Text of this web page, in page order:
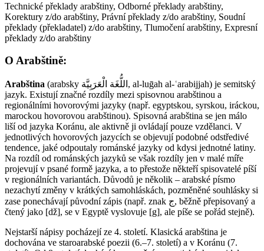
Technické překlady arabštiny, Odborné překlady arabštiny,
Korektury z/do arabštiny, Právní překlady z/do arabštiny, Soudní
překlady (překladatel) z/do arabštiny, Tlumočení arabštiny, Expresní
překlady z/do arabštiny
O Arabštině:
Arabština (arabsky اللُّغَة الْعَرَبِيَّة‎‎, al-luḡah al-ʿarabijjah) je semitský
jazyk. Existují značné rozdíly mezi spisovnou arabštinou a
regionálními hovorovými jazyky (např. egyptskou, syrskou, iráckou,
marockou hovorovou arabštinou). Spisovná arabština se jen málo
liší od jazyka Koránu, ale aktivně ji ovládají pouze vzdělanci. V
jednotlivých hovorových jazycích se objevují podobné odstředivé
tendence, jaké odpoutaly románské jazyky od kdysi jednotné latiny.
Na rozdíl od románských jazyků se však rozdíly jen v malé míře
projevují v psané formě jazyka, a to přestože někteří spisovatelé píší
v regionálních variantách. Důvodů je několik – arabské písmo
nezachytí změny v krátkých samohláskách, pozměněné souhlásky si
zase ponechávají původní zápis (např. znak ج, běžně přepisovaný a
čtený jako [dž], se v Egyptě vyslovuje [g], ale píše se pořád stejně).
Nejstarší nápisy pocházejí ze 4. století. Klasická arabština je
dochována ve staroarabské poezii (6.–7. století) a v Koránu (7.